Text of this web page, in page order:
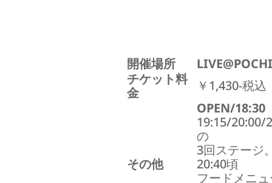
開催場所
チケット料
金
￥1,430-税込
その他
OPEN/18:30
19:15/20:00/
の
3回ステージ。
20:40頃
フードメニ